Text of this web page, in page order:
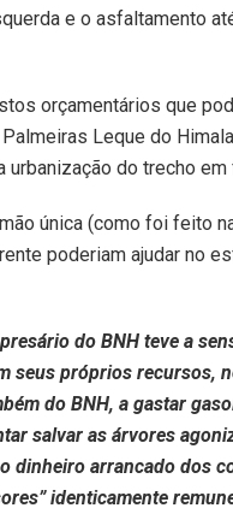
e o asfaltamento
orçamentários que
Leque do
do trecho em
única (como foi feito
poderiam ajudar no
do BNH teve a
seus próprios recursos,
do BNH, a gastar
salvar as árvores
dinheiro arrancado dos
identicamente